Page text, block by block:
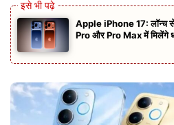
Apple iPhone 17: लॉन्च
Pro और Pro Max में मिलेंगे